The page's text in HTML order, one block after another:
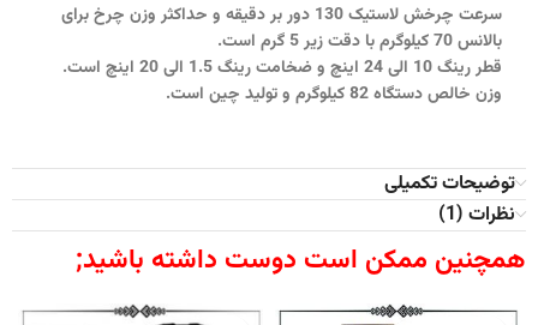
‫سرعت چرخش لاستیک 130 دور بر دقیقه ‫و حداکثر وزن چرخ برای
بالانس 70 کیلوگرم با دقت زیر 5 گرم است.
‫قطر رینگ 10 الی 24 اینچ ‫و ‫ضخامت رینگ 1.5 الی 20 اینچ ‫است.
‫وزن خالص دستگاه 82 کیلوگرم ‫و تولید چین است.
توضیحات تکمیلی
نظرات (1)
همچنین ممکن است دوست داشته باشید;